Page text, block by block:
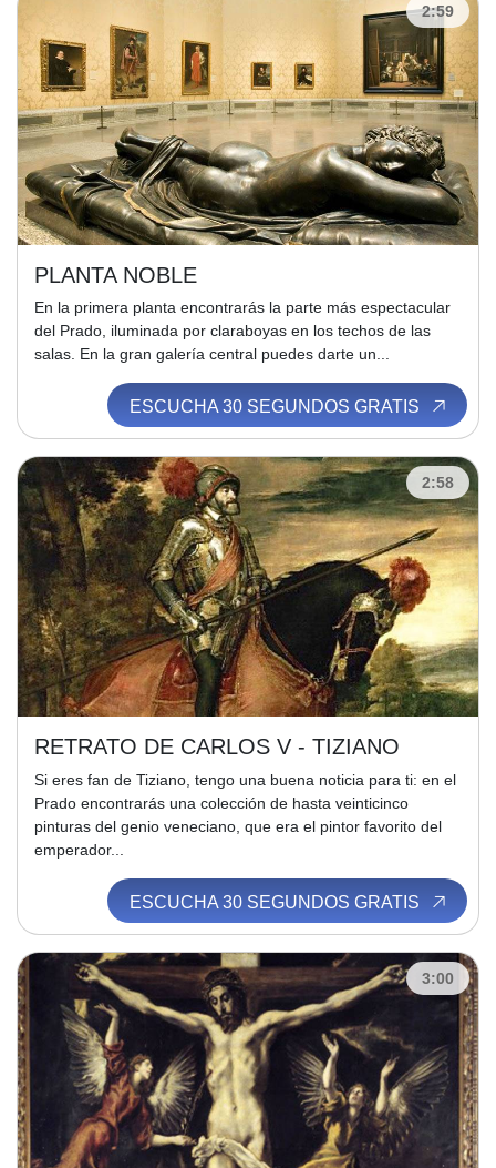
2:59
PLANTA NOBLE
En la primera planta encontrarás la parte más espectacular
del Prado, iluminada por claraboyas en los techos de las
salas. En la gran galería central puedes darte un...
ESCUCHA 30 SEGUNDOS GRATIS
2:58
RETRATO DE CARLOS V - TIZIANO
Si eres fan de Tiziano, tengo una buena noticia para ti: en el
Prado encontrarás una colección de hasta veinticinco
pinturas del genio veneciano, que era el pintor favorito del
emperador...
ESCUCHA 30 SEGUNDOS GRATIS
3:00